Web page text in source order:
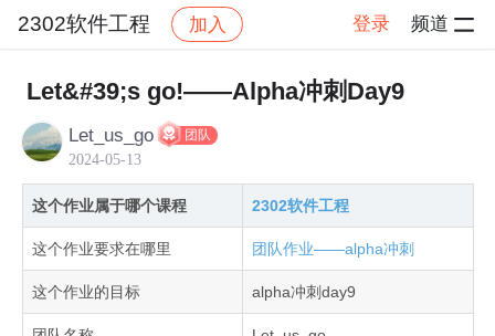
2302软件工程 加入 登录 频道
社区 2302软件工程 作业提交
Let&#39;s go!——Alpha冲刺Day9
Let_us_go 团队
2024-05-13
这个作业属于哪个课程 2302软件工程
这个作业要求在哪里 团队作业——alpha冲刺
这个作业的目标 alpha冲刺day9